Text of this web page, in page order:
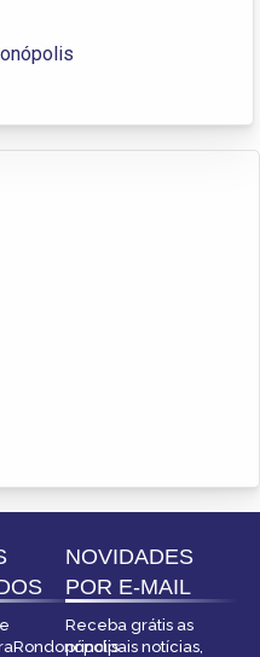
NOVIDADES
POR E-MAIL
Receba grátis as
principais notícias,